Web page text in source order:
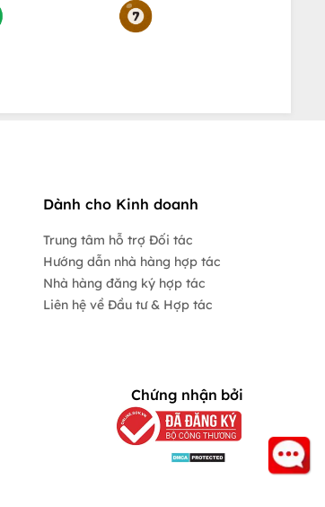
Dành cho Kinh doanh
Trung tâm hỗ trợ Đối tác
Hướng dẫn nhà hàng hợp tác
Nhà hàng đăng ký hợp tác
Liên hệ về Đầu tư & Hợp tác
Chứng nhận bởi